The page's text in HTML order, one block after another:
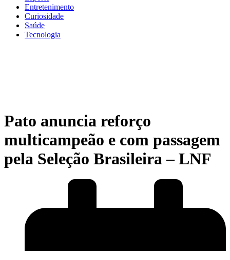
Entretenimento
Curiosidade
Saúde
Tecnologia
Pato anuncia reforço
multicampeão e com passagem
pela Seleção Brasileira – LNF